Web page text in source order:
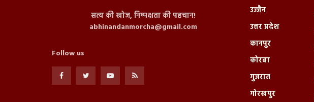
सत्य की खोज, निष्पक्षता की पहचान!
abhinandanmorcha@gmail.com
Follow us
उज्जैन
उत्तर प्रदेश
कानपुर
कोरबा
गुजरात
गोरखपुर